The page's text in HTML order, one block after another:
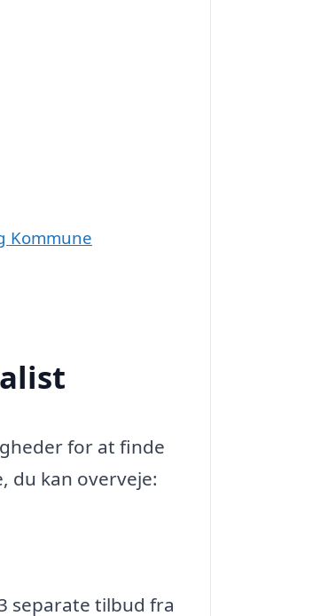
Kommune
for at finde
du kan overveje:
separate tilbud fra